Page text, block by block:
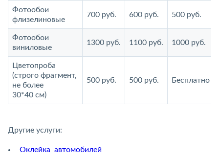
Фотообои
флизелиновые
700 руб. 600 руб. 500 руб.
Фотообои
виниловые
1300 руб. 1100 руб. 1000 руб.
Цветопроба
(строго фрагмент,
не более
30*40 см)
500 руб. 500 руб. Бесплатно
Другие услуги:
Оклейка автомобилей